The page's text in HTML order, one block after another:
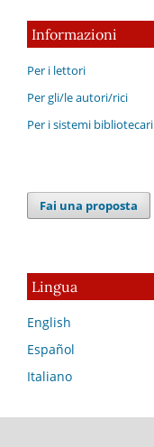
Informazioni
Per i lettori
Per gli/le autori/rici
Per i sistemi bibliotecari
Fai una proposta
Lingua
English
Español
Italiano